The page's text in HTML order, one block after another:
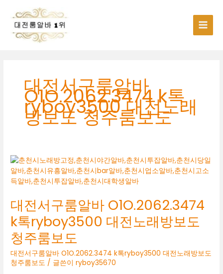
대전서구룸알바
O1O.2062.3474 k톡
ryboy3500 대전노래
방보도 청주룸보도
대전서구룸알바 O1O.2062.3474
k톡ryboy3500 대전노래방보도
청주룸보도
대전서구룸알바 O1O.2062.3474 k톡ryboy3500 대전노래방보도
청주룸보도 / 글쓴이ryboy35670